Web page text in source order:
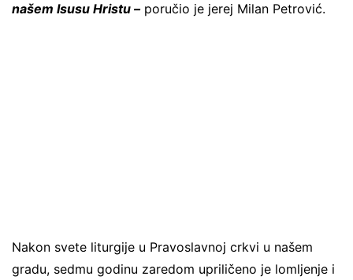
našem Isusu Hristu –poručio je jerej Milan Petrović.
Nakon svete liturgije u Pravoslavnoj crkvi u našem
gradu, sedmu godinu zaredom upriličeno je lomljenje i